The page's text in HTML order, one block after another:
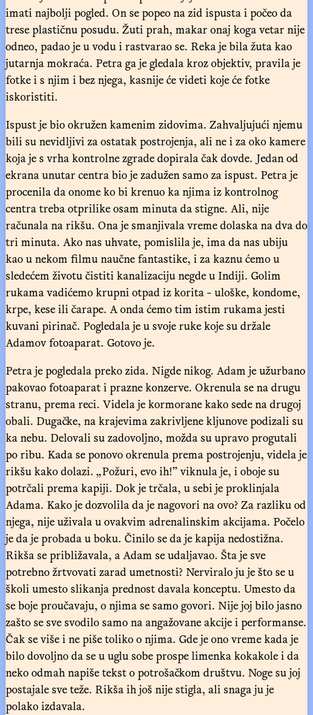
imati najbolji pogled. On se popeo na zid ispusta i počeo da
trese plastičnu posudu. Žuti prah, makar onaj koga vetar nije
odneo, padao je u vodu i rastvarao se. Reka je bila žuta kao
jutarnja mokraća. Petra ga je gledala kroz objektiv, pravila je
fotke i s njim i bez njega, kasnije će videti koje će fotke
iskoristiti.
Ispust je bio okružen kamenim zidovima. Zahvaljujući njemu
bili su nevidljivi za ostatak postrojenja, ali ne i za oko kamere
koja je s vrha kontrolne zgrade dopirala čak dovde. Jedan od
ekrana unutar centra bio je zadužen samo za ispust. Petra je
procenila da onome ko bi krenuo ka njima iz kontrolnog
centra treba otprilike osam minuta da stigne. Ali, nije
računala na rikšu. Ona je smanjivala vreme dolaska na dva do
tri minuta. Ako nas uhvate, pomislila je, ima da nas ubiju
kao u nekom filmu naučne fantastike, i za kaznu ćemo u
sledećem životu čistiti kanalizaciju negde u Indiji. Golim
rukama vadićemo krupni otpad iz korita - uloške, kondome,
krpe, kese ili čarape. A onda ćemo tim istim rukama jesti
kuvani pirinač. Pogledala je u svoje ruke koje su držale
Adamov fotoaparat. Gotovo je.
Petra je pogledala preko zida. Nigde nikog. Adam je užurbano
pakovao fotoaparat i prazne konzerve. Okrenula se na drugu
stranu, prema reci. Videla je kormorane kako sede na drugoj
obali. Dugačke, na krajevima zakrivljene kljunove podizali su
ka nebu. Delovali su zadovoljno, možda su upravo progutali
po ribu. Kada se ponovo okrenula prema postrojenju, videla je
rikšu kako dolazi. „Požuri, evo ih!” viknula je, i oboje su
potrčali prema kapiji. Dok je trčala, u sebi je proklinjala
Adama. Kako je dozvolila da je nagovori na ovo? Za razliku od
njega, nije uživala u ovakvim adrenalinskim akcijama. Počelo
je da je probada u boku. Činilo se da je kapija nedostižna.
Rikša se približavala, a Adam se udaljavao. Šta je sve
potrebno žrtvovati zarad umetnosti? Nerviralo ju je što se u
školi umesto slikanja prednost davala konceptu. Umesto da
se boje proučavaju, o njima se samo govori. Nije joj bilo jasno
zašto se sve svodilo samo na angažovane akcije i performanse.
Čak se više i ne piše toliko o njima. Gde je ono vreme kada je
bilo dovoljno da se u uglu sobe prospe limenka kokakole i da
neko odmah napiše tekst o potrošačkom društvu. Noge su joj
postajale sve teže. Rikša ih još nije stigla, ali snaga ju je
polako izdavala.